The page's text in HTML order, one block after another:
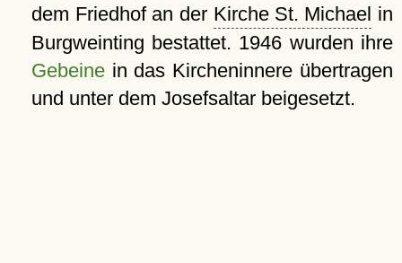
dem Friedhof an der Kirche St. Michael in
Burgweinting bestattet. 1946 wurden ihre
Gebeinein das Kircheninnere übertragen
und unter dem Josefsaltar beigesetzt.